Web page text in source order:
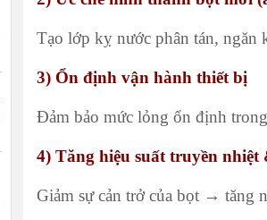
Tạo lớp kỵ nước phân tán, ngăn
3) Ổn định vận hành thiết bị
Đảm bảo mức lỏng ổn định
4) Tăng hiệu suất truyền nhiệt
Giảm sự cản trở của bọt → tăng